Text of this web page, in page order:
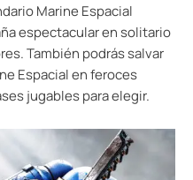
Marine Espacial
espectacular en solitario
También podrás salvar
Espacial en feroces
jugables para elegir.